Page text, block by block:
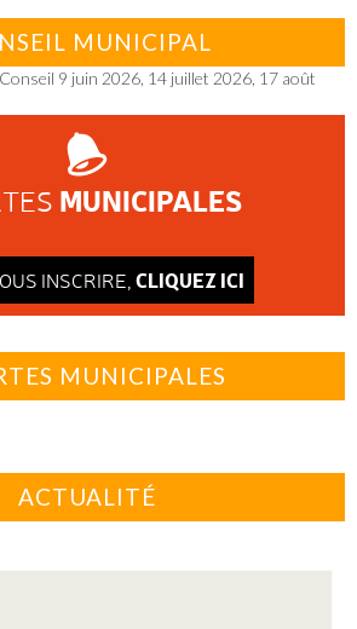
MUNICIPAL
9 juin 2026, 14 juillet 2026, 17 août
MUNICIPALES
INSCRIRE, CLIQUEZ ICI
MUNICIPALES
ACTUALITÉ